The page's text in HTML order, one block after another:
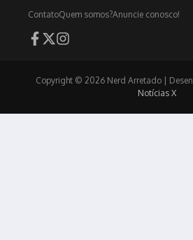
ContatoQuem somos?Anuncie conosco!
Copyright © 2026 Nerd Arretado |
Notícias X